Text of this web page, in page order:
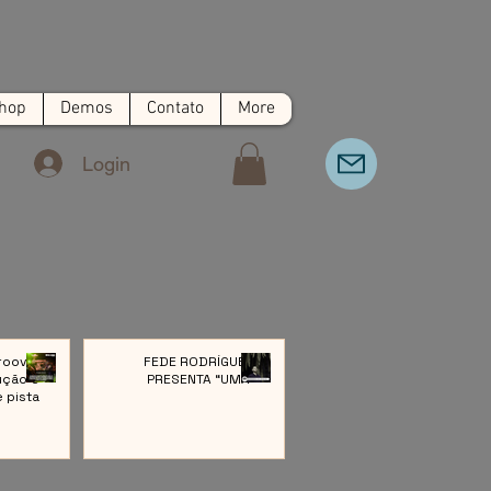
Demos Contato More
Login
e
pista
FEDE RODRÍGUEZ
PRESENTA “UMA”